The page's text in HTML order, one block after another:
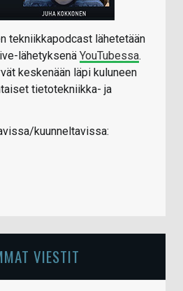
tekniikkapodcast lähetetään
lähetyksenä YouTubessa.
keskenään läpi kuluneen
tietotekniikka- ja
kuunneltavissa:
VIESTIT